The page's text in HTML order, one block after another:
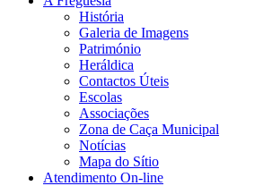
História
Galeria de Imagens
Património
Heráldica
Contactos Úteis
Escolas
Associações
Zona de Caça Municipal
Notícias
Mapa do Sítio
Atendimento On-line